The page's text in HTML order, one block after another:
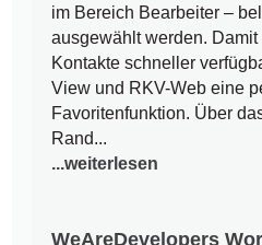
im Bereich Bearbeiter –
ausgewählt werden.
Kontakte schneller
View und RKV-Web eine
Favoritenfunktion. Über
Rand...
...weiterlesen
WeAreDevelopers